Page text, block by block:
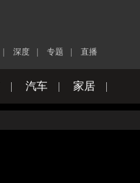
深度 专题 直播
| 汽车 | 家居 |